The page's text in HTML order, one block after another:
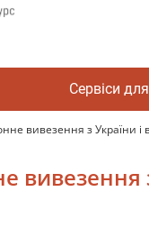
Сервіси
вивезення з України і
вивезення